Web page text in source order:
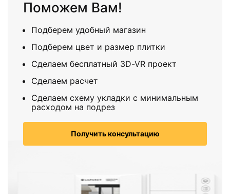
Поможем Вам!
Подберем удобный магазин
Подберем цвет и размер плитки
Сделаем бесплатный 3D-VR проект
Сделаем расчет
Сделаем схему укладки с минимальным
расходом на подрез
Получить консультацию